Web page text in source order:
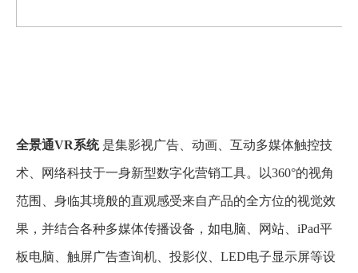
全景通VR系统是集影视广告、动画、互动多媒体触控技
术、网络科技于一身新型数字化营销工具。以360°的视角
范围、身临其境般的直观感受来自产品的全方位的视觉效
果，并结合各种多媒体传播设备，如电脑、网站、iPad平
板电脑、触屏广告查询机、投影仪、LED电子显示屏等设